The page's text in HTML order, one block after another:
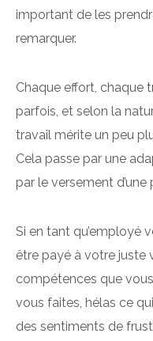
important de les
remarquer.
Chaque effort, chaque
parfois, et selon la
travail mérite un peu
Cela passe par une
par le versement d’une
Si en tant qu’employé
être payé à votre juste
compétences que
vous faites, hélas ce
des sentiments de